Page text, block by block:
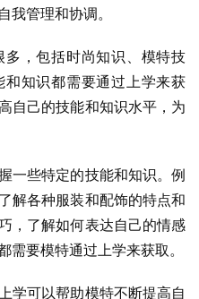
我管理和协调。
，包括时尚知识、模特技
知识都需要通过上学来获
自己的技能和知识水平，为
一些特定的技能和知识。例
解各种服装和配饰的特点和
，了解如何表达自己的情感
要模特通过上学来获取。
学可以帮助模特不断提高自